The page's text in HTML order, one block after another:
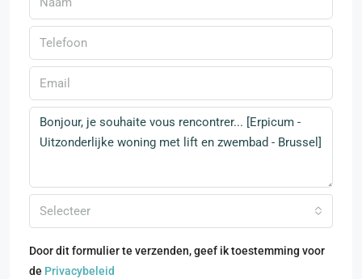
Selecteer
Door dit formulier te verzenden, geef ik toestemming voor
de Privacybeleid